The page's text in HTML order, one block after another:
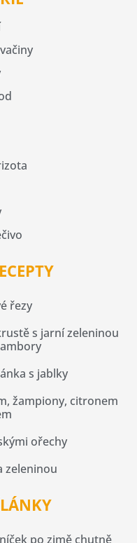
řezy
s jarní zeleninou
s jablky
žampiony, citronem
ořechy
zeleninou
po zimě chutně